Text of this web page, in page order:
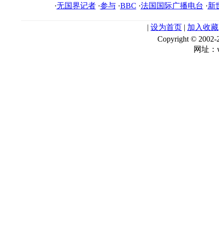
·无国界记者·参与·BBC ·法国国际广播电台 ·新
| 设为首页 | 加入收藏
Copyright ©
网址：